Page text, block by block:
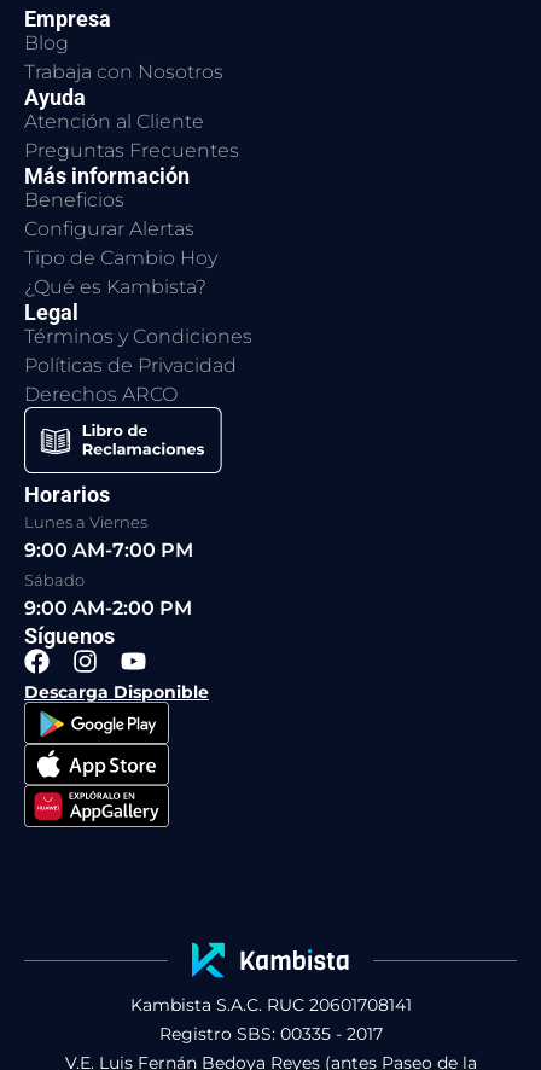
Empresa
Blog
Trabaja con Nosotros
Ayuda
Atención al Cliente
Preguntas Frecuentes
Más información
Beneficios
Configurar Alertas
Tipo de Cambio Hoy
¿Qué es Kambista?
Legal
Términos y Condiciones
Políticas de Privacidad
Derechos ARCO
Horarios
Lunes a Viernes
9:00 AM-7:00 PM
Sábado
9:00 AM-2:00 PM
Síguenos
F
a
c
e
b
o
o
k
I
n
s
t
a
g
r
a
Y
o
u
t
u
b
e
Descarga Disponible
Kambista S.A.C. RUC 20601708141
Registro SBS: 00335 - 2017
V.E. Luis Fernán Bedoya Reyes (antes Paseo de la